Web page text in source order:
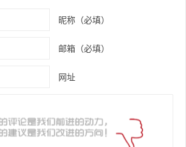
昵称（必填）
邮箱（必填）
网址